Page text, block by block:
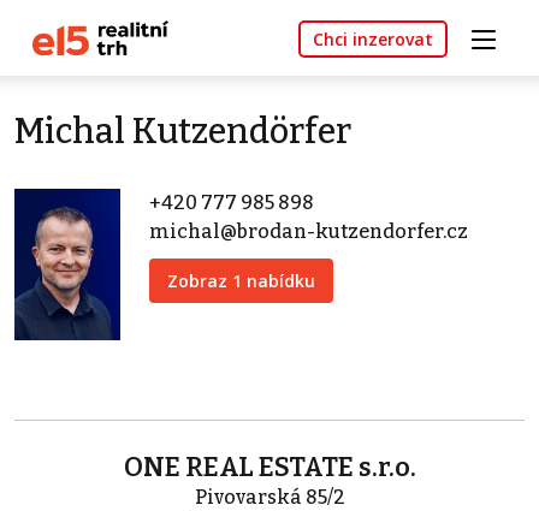
Chci inzerovat
Michal Kutzendörfer
+420 777 985 898
michal@brodan-kutzendorfer.cz
Zobraz 1 nabídku
ONE REAL ESTATE s.r.o.
Pivovarská 85/2